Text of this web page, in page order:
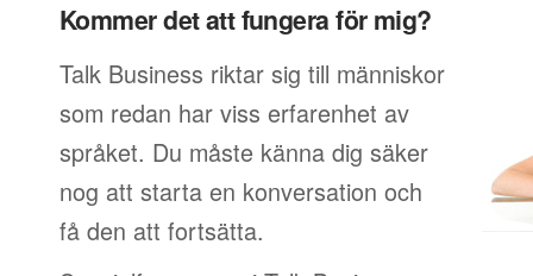
Kommer det att fungera för mig?
Talk Business riktar sig till människor
som redan har viss erfarenhet av
språket. Du måste känna dig säker
nog att starta en konversation och
få den att fortsätta.